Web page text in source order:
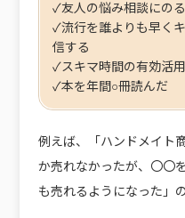
✓友人の悩み相談にの
✓流行を誰よりも早く
信する
✓スキマ時間の有効活
✓本を年間○冊読ん
例えば、「ハンドメイト
か売れなかったが、〇〇
も売れるようになった」